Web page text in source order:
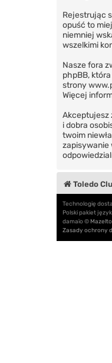
Rejestrując
opuść to
niemniej
wszelkimi
Nasze fora
phpBB,
strony
Więcej
Akceptujesz
i dobra
twoim
zapisywanie
Toledo
Technologię
Polski pakiet
damaïo ©
Zasady ochrony